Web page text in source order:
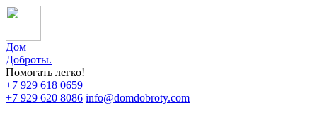
Дом
Доброты.
Помогать легко!
+7 929 618 0659
+7 929 620 8086 info@domdobroty.com